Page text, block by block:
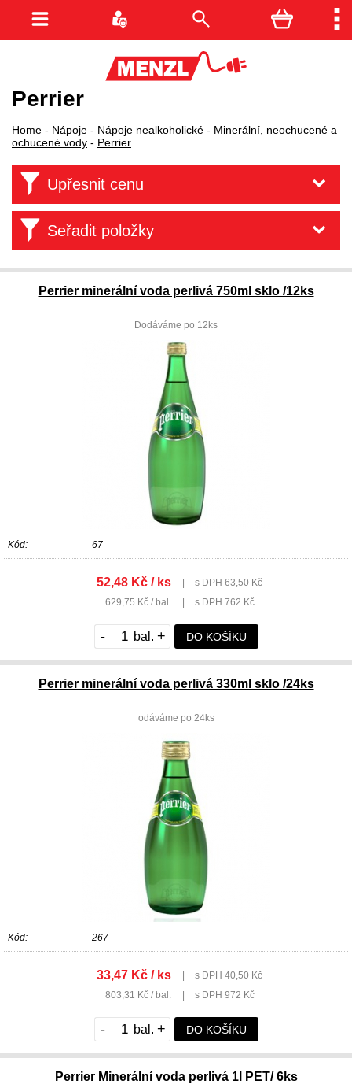
Perrier
Home - Nápoje - Nápoje nealkoholické - Minerální, neochucené a
ochucené vody - Perrier
Upřesnit cenu
Seřadit položky
Perrier minerální voda perlivá 750ml sklo /12ks
Dodáváme po 12ks
Kód: 67
52,48 Kč / ks
s DPH 63,50 Kč
629,75 Kč / bal.
s DPH 762 Kč
- + DO KOŠÍKU
Perrier minerální voda perlivá 330ml sklo /24ks
odáváme po 24ks
Kód: 267
33,47 Kč / ks
s DPH 40,50 Kč
803,31 Kč / bal.
s DPH 972 Kč
- + DO KOŠÍKU
Perrier Minerální voda perlivá 1l PET/ 6ks